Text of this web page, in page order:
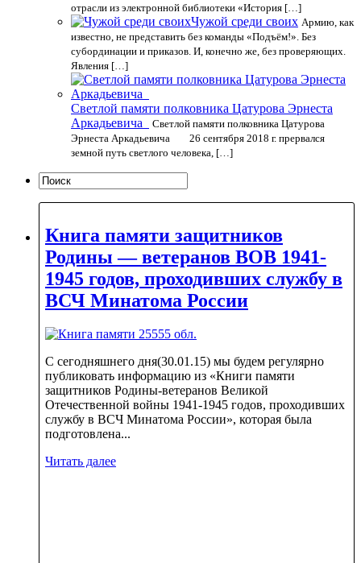
отрасли из электронной библиотеки «История […]
Чужой среди своих Армию, как
известно, не представить без команды «Подъём!». Без
субординации и приказов. И, конечно же, без проверяющих.
Явления […]
Светлой памяти полковника Цатурова Эрнеста
Аркадьевича
Светлой памяти полковника Цатурова
Эрнеста Аркадьевича 26 сентября 2018 г. прервался
земной путь светлого человека, […]
Книга памяти защитников
Родины — ветеранов ВОВ 1941-
1945 годов, проходивших службу в
ВСЧ Минатома России
С сегодняшнего дня(30.01.15) мы будем регулярно
публиковать информацию из «Книги памяти
защитников Родины-ветеранов Великой
Отечественной войны 1941-1945 годов, проходивших
службу в ВСЧ Минатома России», которая была
подготовлена...
Читать далее